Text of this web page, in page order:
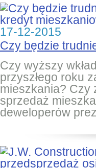
17-12-2015
Czy będzie
Czy wyższy
przyszłego roku
mieszkania? Czy
sprzedaż
deweloperów